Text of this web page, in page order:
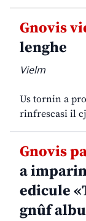
Gnovis
lenghe
Vielm
Us tornin a
rinfrescasi il
Gnovis
a
edicule
gnûf